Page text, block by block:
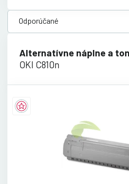
Alternatívne náplne a
OKI C810n